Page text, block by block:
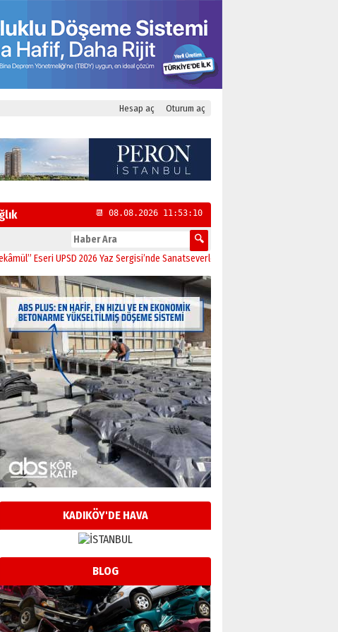
Hesap aç Oturum aç
📆 08.08.2026 11:53:11
UPSD 2026 Yaz Sergisi’nde Sanatseverlerle Buluştu
KADIKÖY'DE HAVA
BLOG